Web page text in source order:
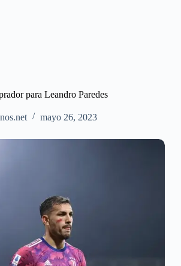
para Leandro Paredes
mayo 26, 2023